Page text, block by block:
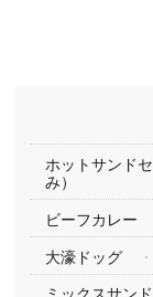
ホットサンド
み）
ビーフカレー
大濠ドッグ